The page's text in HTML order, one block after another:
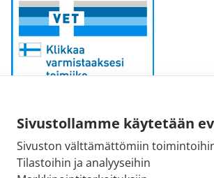
Sivustollamme käytetään
Sivuston välttämättömiin
Tilastoihin ja analyyseihin
Sähköpostiosoite:
kirjaamo@fimea.fi